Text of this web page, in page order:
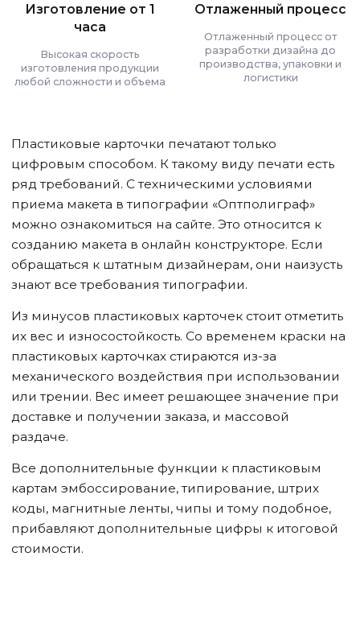
Изготовление от 1
часа
Высокая скорость
изготовления продукции
любой сложности и объема
Отлаженный процесс
Отлаженный процесс от
разработки дизайна до
производства, упаковки и
логистики
Пластиковые карточки печатают только
цифровым способом. К такому виду печати есть
ряд требований. С техническими условиями
приема макета в типографии «Оптполиграф»
можно ознакомиться на сайте. Это относится к
созданию макета в онлайн конструкторе. Если
обращаться к штатным дизайнерам, они наизусть
знают все требования типографии.
Из минусов пластиковых карточек стоит отметить
их вес и износостойкость. Со временем краски на
пластиковых карточках стираются из-за
механического воздействия при использовании
или трении. Вес имеет решающее значение при
доставке и получении заказа, и массовой
раздаче.
Все дополнительные функции к пластиковым
картам эмбоссирование, типирование, штрих
коды, магнитные ленты, чипы и тому подобное,
прибавляют дополнительные цифры к итоговой
стоимости.